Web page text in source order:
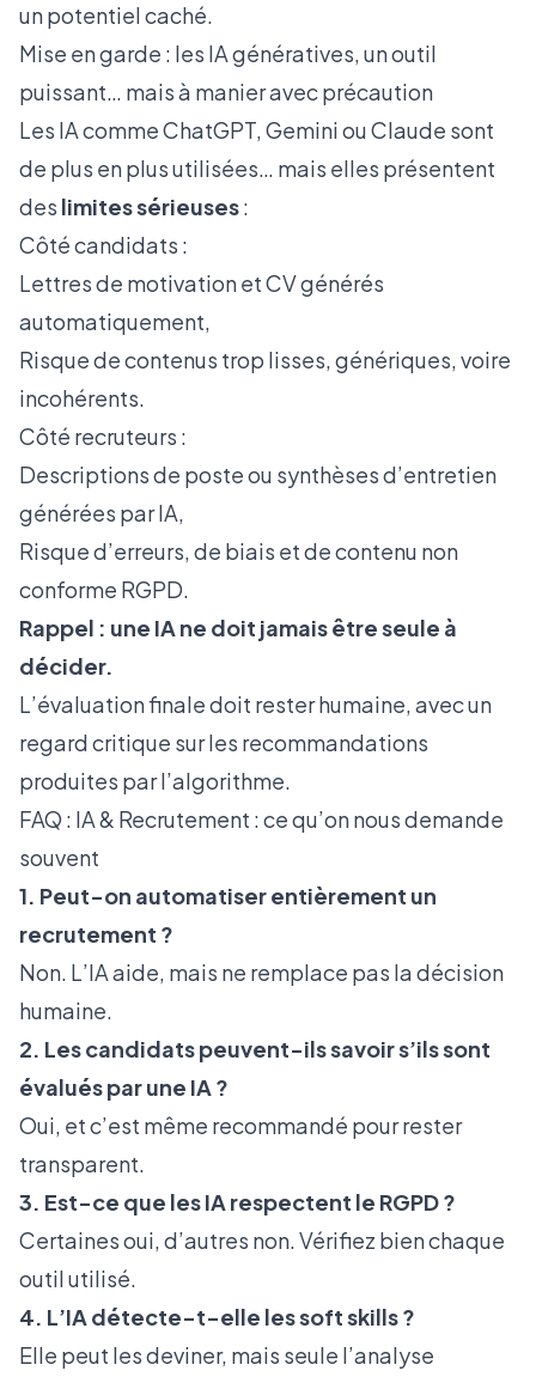
un potentiel caché.
Mise en garde : les IA génératives, un outil
puissant… mais à manier avec précaution
Les IA comme ChatGPT, Gemini ou Claude sont
de plus en plus utilisées… mais elles présentent
des limites sérieuses:
Côté candidats :
Lettres de motivation et CV générés
automatiquement,
Risque de contenus trop lisses, génériques, voire
incohérents.
Côté recruteurs :
Descriptions de poste ou synthèses d’entretien
générées par IA,
Risque d’erreurs, de biais et de contenu non
conforme RGPD.
Rappel : une IA ne doit jamais être seule à
décider.
L’évaluation finale doit rester humaine, avec un
regard critique sur les recommandations
produites par l’algorithme.
FAQ : IA & Recrutement : ce qu’on nous demande
souvent
1. Peut-on automatiser entièrement un
recrutement ?
Non. L’IA aide, mais ne remplace pas la décision
humaine.
2. Les candidats peuvent-ils savoir s’ils sont
évalués par une IA ?
Oui, et c’est même recommandé pour rester
transparent.
3. Est-ce que les IA respectent le RGPD ?
Certaines oui, d’autres non. Vérifiez bien chaque
outil utilisé.
4. L’IA détecte-t-elle les soft skills ?
Elle peut les deviner, mais seule l’analyse